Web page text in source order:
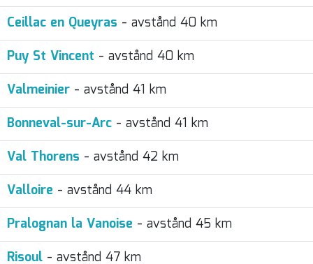
Ceillac en Queyras - avstånd 40 km
Puy St Vincent - avstånd 40 km
Valmeinier - avstånd 41 km
Bonneval-sur-Arc - avstånd 41 km
Val Thorens - avstånd 42 km
Valloire - avstånd 44 km
Pralognan la Vanoise - avstånd 45 km
Risoul - avstånd 47 km